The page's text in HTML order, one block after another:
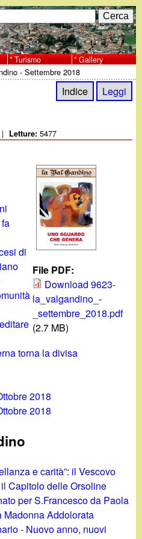
Turismo Gallery
- Settembre 2018
Indice Leggi
| Letture:5477
File PDF:
Download 9623-
la_valgandino_-
_settembre_2018.pdf
(2.7 MB)
di
torna la divisa
2018
2018
e carità”: il Vescovo
Capitolo delle Orsoline
per S.Francesco da Paola
Madonna Addolorata
- Nuovo anno, nuovi